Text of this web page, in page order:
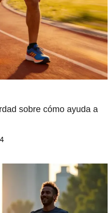
sobre cómo ayuda a